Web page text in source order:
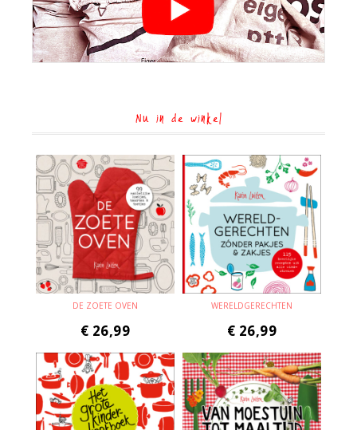
Nu in de winkel
DE ZOETE OVEN
€ 26,99
WERELDGERECHTEN
€ 26,99